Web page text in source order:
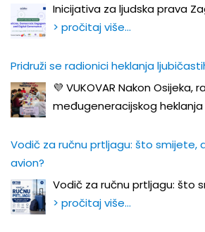
Inicijativa za ljudska prava
> pročitaj više…
Pridruži se radionici heklanja
💜 VUKOVAR Nakon Osijeka,
međugeneracijskog heklanja
Vodič za ručnu prtljagu: što smijete,
avion?
Vodič za ručnu prtljagu: što
> pročitaj više…